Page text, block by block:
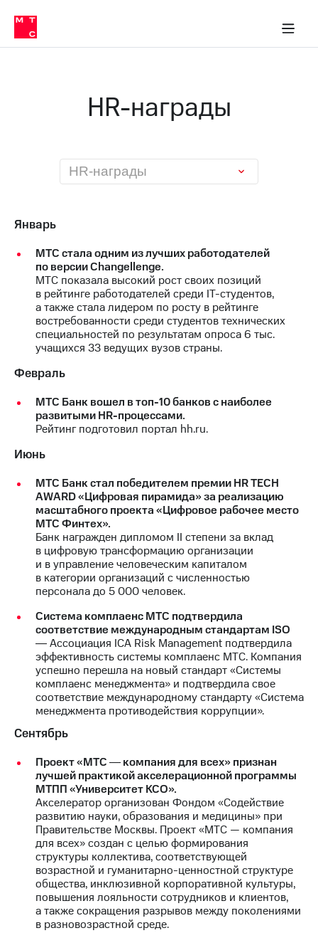
Медиа-центр
и акционерам
Устойчивое развитие
Комплаенс и деловая этика
компании
Карьера
Руководство
Контакты
Медиа-центр
Пресс-
релизы
МТС
о технологиях
Интервью
Финансовая
Контакты
Новости
в
регионе
и акционерам
Корпоративное
управление
Корпоративный
секретарь
Раскрытие
информации
Информация
акционерам
Документы
ПАО
Собрания
Личный
кабинет
акционера
Акционерный
капитал
Контроль
и
аудит
Рынок
акций
Описание
Программа
в МТС
МТС
о технологиях
HR-награды
HR-награды
Январь
МТС стала одним из лучших работодателей
по версии Changellenge.
МТС показала высокий рост своих позиций
в рейтинге работодателей среди IT-студентов,
а также стала лидером по росту в рейтинге
востребованности среди студентов технических
специальностей по результатам опроса 6 тыс.
учащихся 33 ведущих вузов страны.
Февраль
МТС Банк вошел в топ-10 банков с наиболее
развитыми HR-процессами.
Рейтинг подготовил портал hh.ru.
Июнь
МТС Банк стал победителем премии HR TECH
AWARD «Цифровая пирамида» за реализацию
масштабного проекта «Цифровое рабочее место
МТС Финтех».
Банк награжден дипломом II степени за вклад
в цифровую трансформацию организации
и в управление человеческим капиталом
в категории организаций с численностью
персонала до 5 000 человек.
Система комплаенс МТС подтвердила
соответствие международным стандартам ISO
― Ассоциация ICA Risk Management подтвердила
эффективность системы комплаенс МТС. Компания
успешно перешла на новый стандарт «Системы
комплаенс менеджмента» и подтвердила свое
соответствие международному стандарту «Система
менеджмента противодействия коррупции».
Сентябрь
Проект «МТС ― компания для всех» признан
лучшей практикой акселерационной программы
МТПП «Университет КСО».
Акселератор организован Фондом «Содействие
развитию науки, образования и медицины» при
Правительстве Москвы. Проект «МТС — компания
для всех» создан с целью формирования
структуры коллектива, соответствующей
возрастной и гуманитарно-ценностной структуре
общества, инклюзивной корпоративной культуры,
повышения лояльности сотрудников и клиентов,
а также сокращения разрывов между поколениями
в разновозрастной среде.